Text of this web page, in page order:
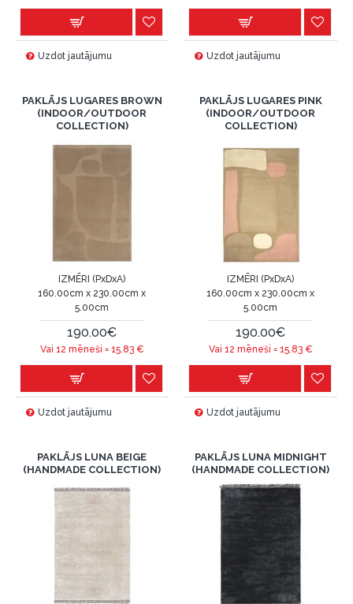
Uzdot jautājumu Uzdot jautājumu
PAKLĀJS LUGARES BROWN
(INDOOR/OUTDOOR
COLLECTION)
IZMĒRI (PxDxA)
160.00cm x 230.00cm x
5.00cm
190.00€
Vai 12 mēneši = 15.83€
Uzdot jautājumu
PAKLĀJS LUGARES PINK
(INDOOR/OUTDOOR
COLLECTION)
IZMĒRI (PxDxA)
160.00cm x 230.00cm x
5.00cm
190.00€
Vai 12 mēneši = 15.83€
Uzdot jautājumu
PAKLĀJS LUNA BEIGE
(HANDMADE COLLECTION)
PAKLĀJS LUNA MIDNIGHT
(HANDMADE COLLECTION)